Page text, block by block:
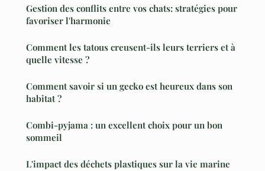
Gestion des conflits entre vos chats: stratégies pour
favoriser l'harmonie
Comment les tatous creusent-ils leurs terriers et à
quelle vitesse ?
Comment savoir si un gecko est heureux dans son
habitat ?
Combi-pyjama : un excellent choix pour un bon
sommeil
L'impact des déchets plastiques sur la vie marine